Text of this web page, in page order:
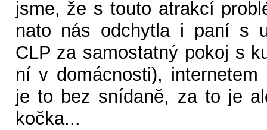
jsme, že s touto atrakcí
nato nás odchytla i paní s
CLP za samostatný pokoj s
ní v domácnosti),
je to bez snídaně, za to je
kočka...